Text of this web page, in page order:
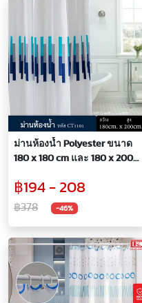
ม่านห้องน้ำ Polyester ขนาด
180 x 180 cm และ 180 x 200
฿194 - 208
฿378 -46%